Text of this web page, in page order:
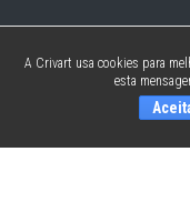
A Crivart usa cookies para
esta